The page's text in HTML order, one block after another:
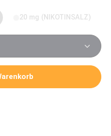
20 mg (NIKOTINSALZ)
Wert ein